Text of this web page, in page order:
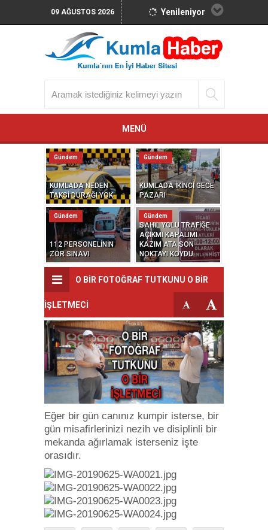
09 AĞUSTOS 2026 Yenileniyor
MENÜ
KUMLADA NEDEN
TAKSİ DURAĞI YOK
Gündem
KUMLADA İKİNCİ GECE
PAZARI
Gündem
112 PERSONELİNİN
ZOR SINAVI
Gündem
SAHİL YOLU TRAFİĞE
AÇIKMI KAPALIMI
KAZIM ATA SON
NOKTAYI KOYDU
Gündem
O BİR FOTOĞRAF TUTKUNU O BİR
İŞLETMECİ
Eğer bir gün canınız kumpir isterse, bir
gün misafirlerinizi nezih ve disiplinli bir
mekanda ağırlamak isterseniz işte
orasıdır.